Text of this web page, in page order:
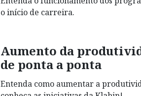
o início de carreira.
Aumento da
de ponta a ponta
Entenda como aumentar a